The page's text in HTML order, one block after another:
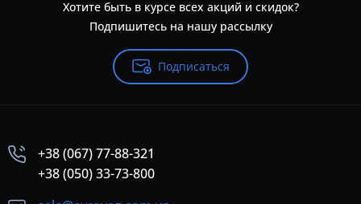
Хотите быть в курсе всех акций и скидок?
Подпишитесь на нашу рассылку
Подписаться
+38 (067) 77-88-321
+38 (050) 33-73-800